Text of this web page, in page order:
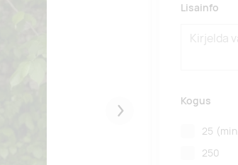
Järgmised
Lisainfo
Kogus
25
250